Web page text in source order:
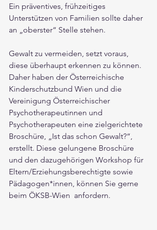
Ein präventives, frühzeitiges
Unterstützen von Familien sollte daher
an „oberster“ Stelle stehen.
Gewalt zu vermeiden, setzt voraus,
diese überhaupt erkennen zu können.
Daher haben der Österreichische
Kinderschutzbund Wien und die
Vereinigung Österreichischer
Psychotherapeutinnen und
Psychotherapeuten eine zielgerichtete
Broschüre, „Ist das schon Gewalt?“,
erstellt. Diese gelungene Broschüre
und den dazugehörigen Workshop für
Eltern/Erziehungsberechtigte sowie
Pädagogen*innen, können Sie gerne
beim ÖKSB-Wien  anfordern.